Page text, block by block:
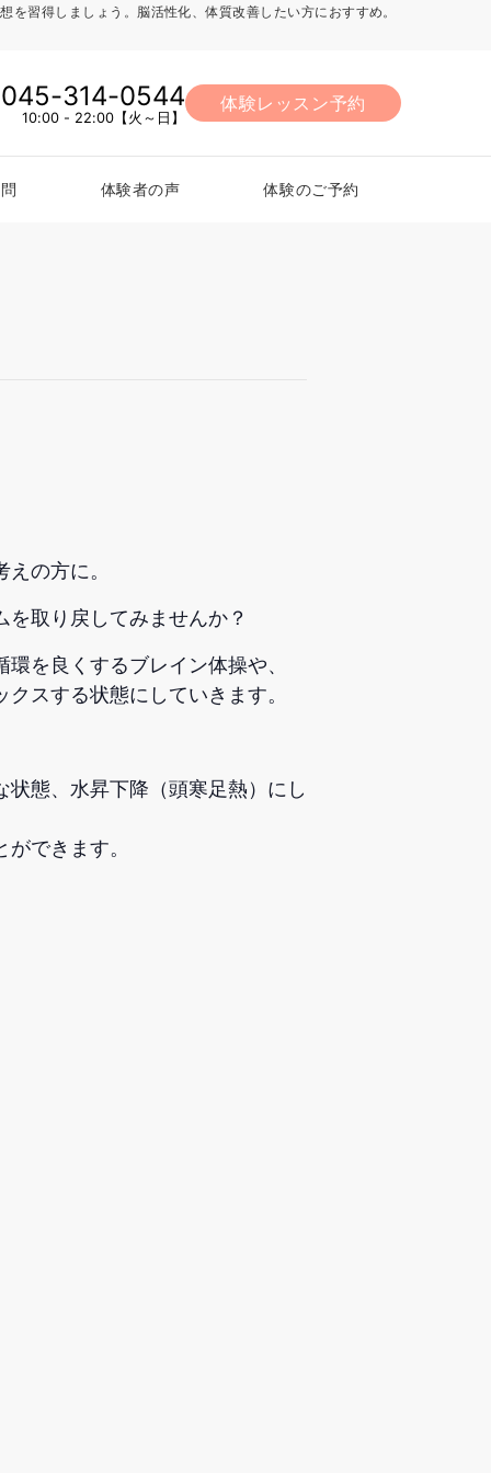
習得しましょう。脳活性化、体質改善したい方におすすめ。
045-314-0544
10:00 - 22:00【火～日】
体験レッスン予約
体験者の声 体験のご予約
の方に。
取り戻してみませんか？
を良くするブレイン体操や、
スする状態にしていきます。
態、水昇下降（頭寒足熱）にし
できます。